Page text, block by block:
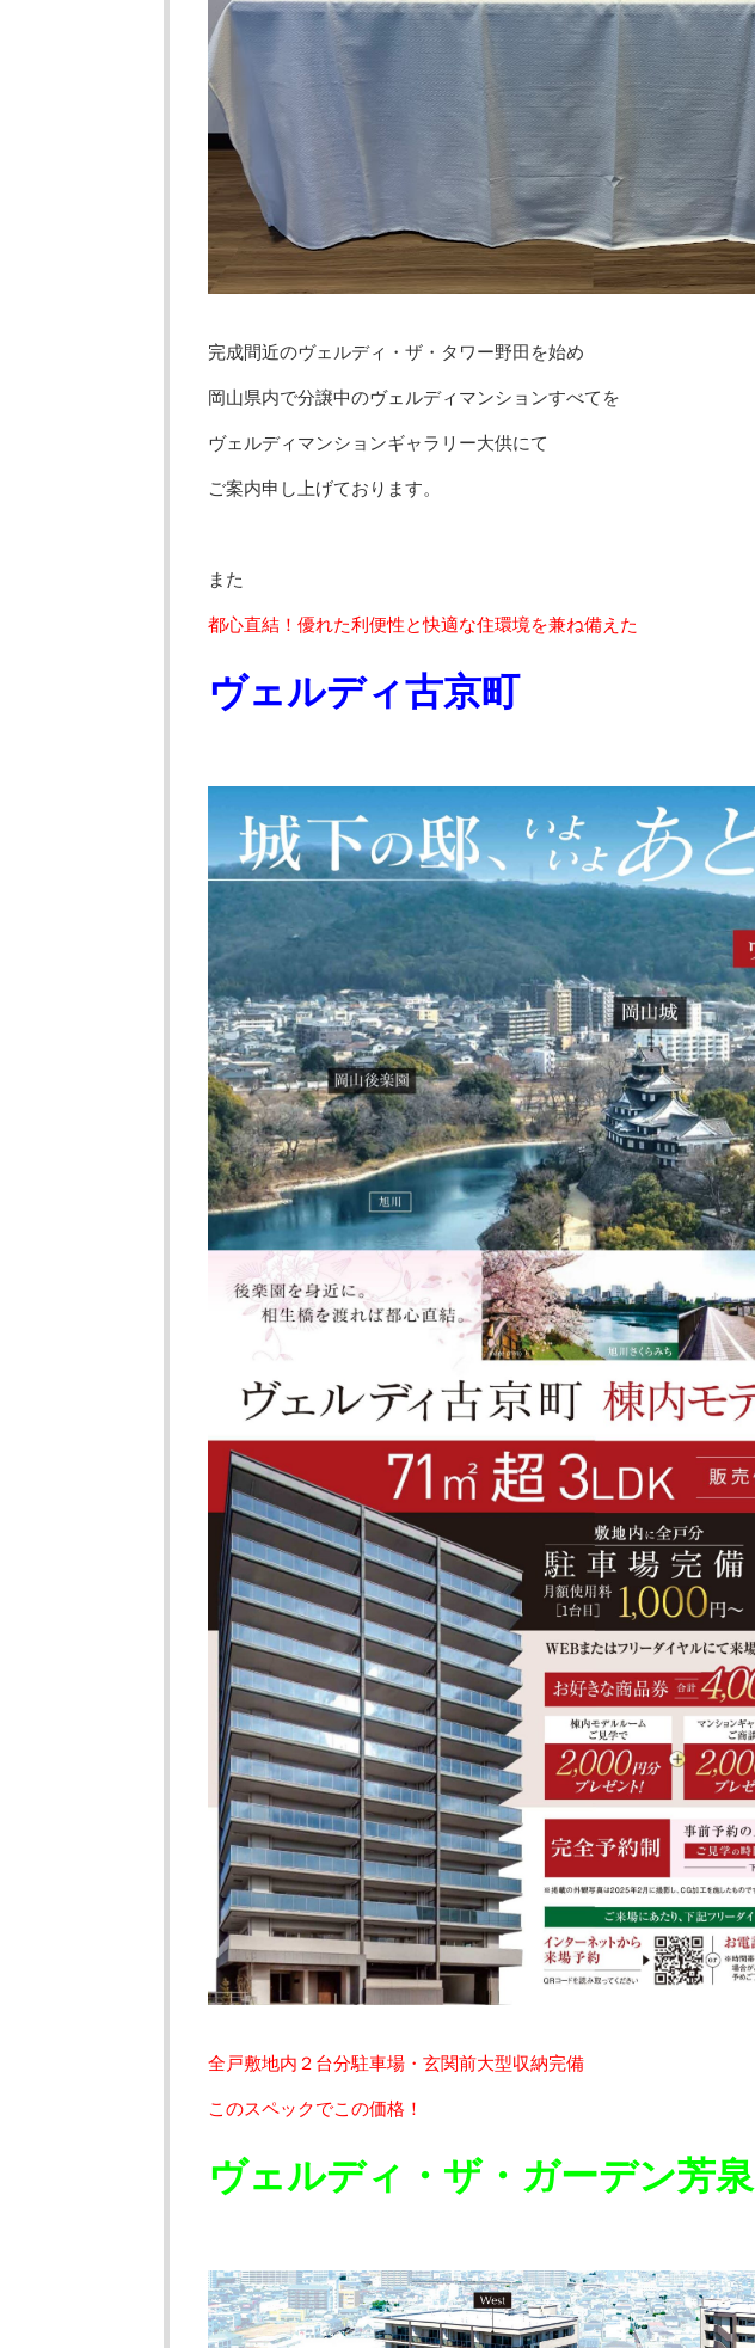
完成間近のヴェルディ・ザ・タワー野田を始め
岡山県内で分譲中のヴェルディマンションすべてを
ヴェルディマンションギャラリー大供にて
ご案内申し上げております。
また
都心直結！優れた利便性と快適な住環境を兼ね備えた
ヴェルディ古京町
全戸敷地内２台分駐車場・玄関前大型収納完備
このスペックでこの価格！
ヴェルディ・ザ・ガーデン芳泉